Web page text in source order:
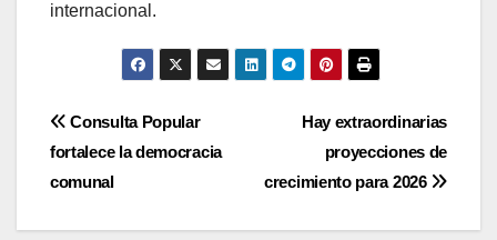
internacional.
Navegación
de
entradas
Hay extraordinarias
proyecciones de
crecimiento para 2026
Consulta Popular
fortalece la democracia
comunal